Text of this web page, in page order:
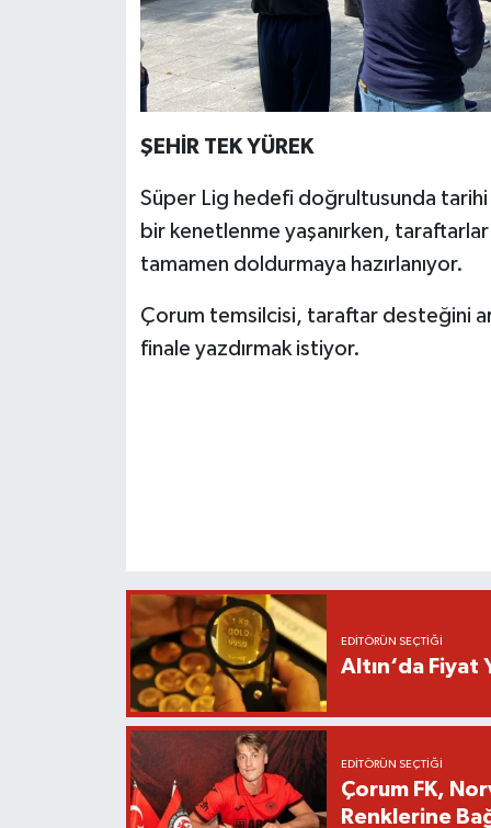
ŞEHİR TEK YÜREK
Süper Lig hedefi doğrultusunda
bir kenetlenme yaşanırken, taraftarlar
tamamen doldurmaya hazırlanıyor.
Çorum temsilcisi, taraftar desteğini
finale yazdırmak istiyor.
EDITÖRÜN SEÇTIĞI
Altın‘da Fiyat
EDITÖRÜN SEÇTIĞI
Çorum FK,
Renklerine